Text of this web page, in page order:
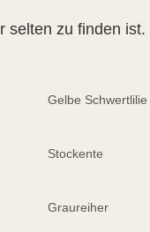
selten zu finden ist.
Gelbe Schwertlilie
Stockente
Graureiher